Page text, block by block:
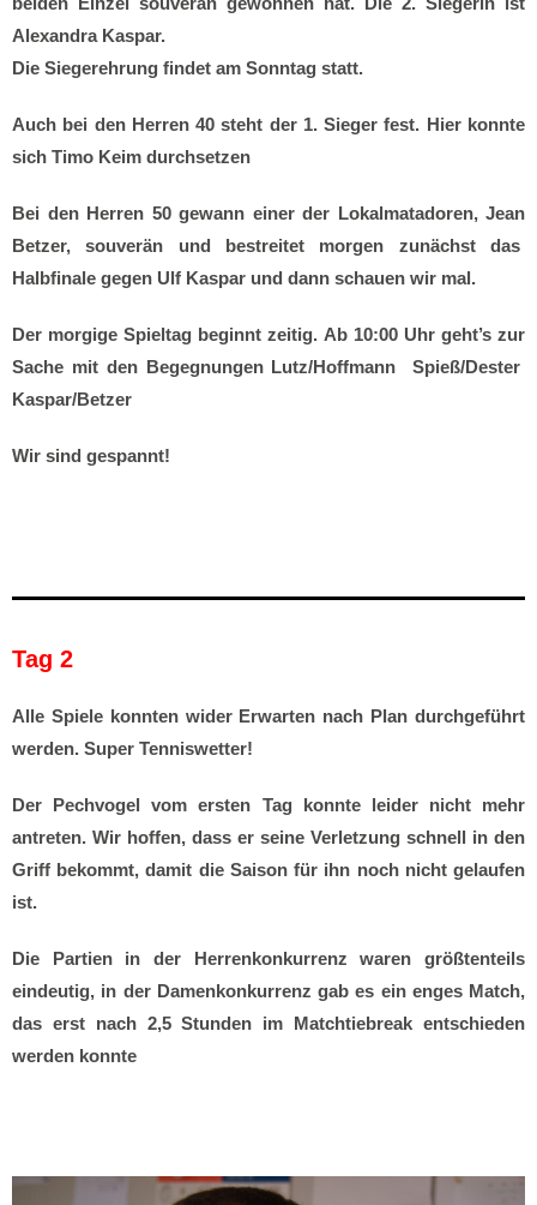
Alexandra Kaspar.
Die Siegerehrung findet am Sonntag statt.
Auch bei den Herren 40 steht der 1. Sieger fest. Hier konnte
sich Timo Keim durchsetzen
Bei den Herren 50 gewann einer der Lokalmatadoren, Jean
Betzer, souverän und bestreitet morgen zunächst das
Halbfinale gegen Ulf Kaspar und dann schauen wir mal.
Der morgige Spieltag beginnt zeitig. Ab 10:00 Uhr geht’s zur
Sache mit den Begegnungen Lutz/Hoffmann Spieß/Dester
Kaspar/Betzer
Wir sind gespannt!
Tag 2
Alle Spiele konnten wider Erwarten nach Plan durchgeführt
werden. Super Tenniswetter!
Der Pechvogel vom ersten Tag konnte leider nicht mehr
antreten. Wir hoffen, dass er seine Verletzung schnell in den
Griff bekommt, damit die Saison für ihn noch nicht gelaufen
ist.
Die Partien in der Herrenkonkurrenz waren größtenteils
eindeutig, in der Damenkonkurrenz gab es ein enges Match,
das erst nach 2,5 Stunden im Matchtiebreak entschieden
werden konnte